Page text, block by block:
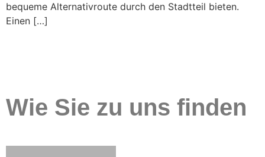
bequeme Alternativroute durch den Stadtteil bieten.
Einen […]
Wie Sie zu uns finden